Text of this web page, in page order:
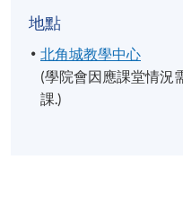
地點
北角城教學中心
(學院會因應課堂情況
課.)